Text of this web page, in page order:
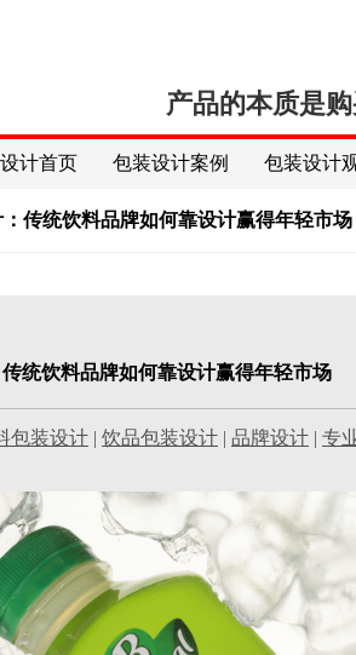
产品的本质是
计首页 包装设计案例 包装设计
传统饮料品牌如何靠设计赢得年轻市场
统饮料品牌如何靠设计赢得年轻市场
包装设计| 饮品包装设计| 品牌设计| 专